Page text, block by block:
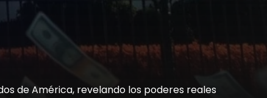
de América, revelando los poderes reales